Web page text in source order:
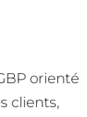
orienté
clients,